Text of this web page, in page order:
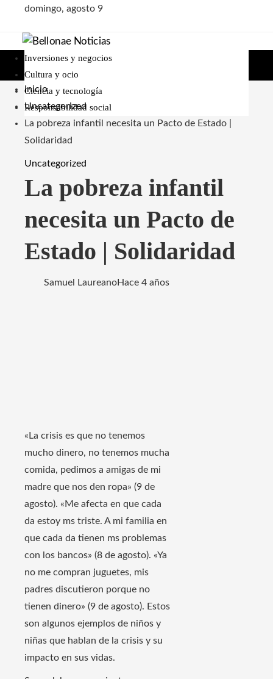
domingo, agosto 9
Inversiones y negocios
Cultura y ocio
Ciencia y tecnología
Responsabilidad social
Inicio
Uncategorized
La pobreza infantil necesita un Pacto de Estado |
Solidaridad
Uncategorized
La pobreza infantil
necesita un Pacto de
Estado | Solidaridad
Samuel LaureanoHace 4 años
«La crisis es que no tenemos
mucho dinero, no tenemos mucha
comida, pedimos a amigas de mi
madre que nos den ropa» (9 de
agosto). «Me afecta en que cada
da estoy ms triste. A mi familia en
que cada da tienen ms problemas
con los bancos» (8 de agosto). «Ya
no me compran juguetes, mis
padres discutieron porque no
tienen dinero» (9 de agosto). Estos
son algunos ejemplos de niños y
niñas que hablan de la crisis y su
impacto en sus vidas.